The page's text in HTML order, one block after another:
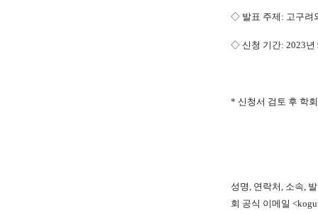
◇ 발표 주제 : 고구려
◇ 신청 기간: 2023년
* 신청서 검토 후 학
성명, 연락처, 소속,
회 공식 이메일